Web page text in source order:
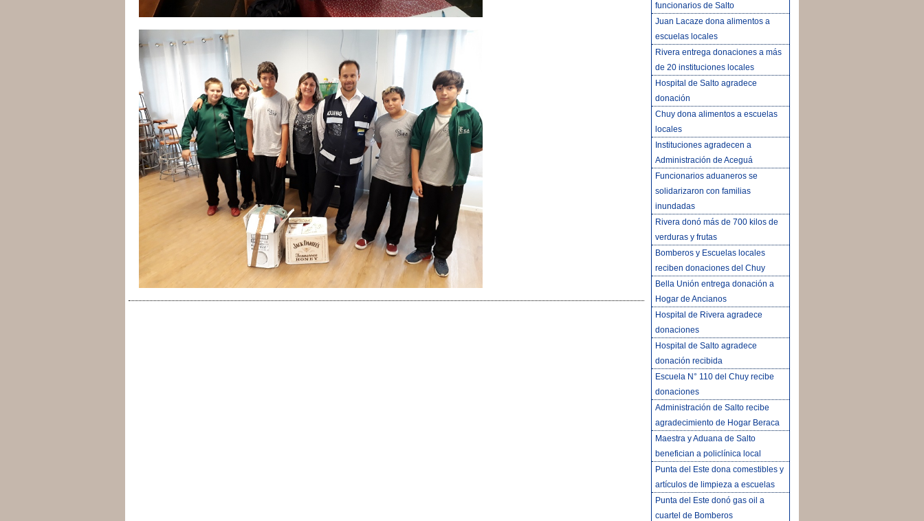
funcionarios de Salto
Juan Lacaze dona alimentos a
escuelas locales
Rivera entrega donaciones a más
de 20 instituciones locales
Hospital de Salto agradece
donación
Chuy dona alimentos a escuelas
locales
Instituciones agradecen a
Administración de Aceguá
Funcionarios aduaneros se
solidarizaron con familias
inundadas
Rivera donó más de 700 kilos de
verduras y frutas
Bomberos y Escuelas locales
reciben donaciones del Chuy
Bella Unión entrega donación a
Hogar de Ancianos
Hospital de Rivera agradece
donaciones
Hospital de Salto agradece
donación recibida
Escuela N° 110 del Chuy recibe
donaciones
Administración de Salto recibe
agradecimiento de Hogar Beraca
Maestra y Aduana de Salto
benefician a policlínica local
Punta del Este dona comestibles y
artículos de limpieza a escuelas
Punta del Este donó gas oil a
cuartel de Bomberos